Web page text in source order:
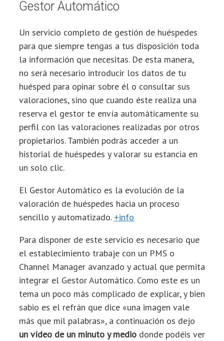
Gestor Automático
Un servicio completo de gestión de huéspedes
para que siempre tengas a tus disposición toda
la información que necesitas. De esta manera,
no será necesario introducir los datos de tu
huésped para opinar sobre él o consultar sus
valoraciones, sino que cuando éste realiza una
reserva el gestor te envía automáticamente su
perfil con las valoraciones realizadas por otros
propietarios. También podrás acceder a un
historial de huéspedes y valorar su estancia en
un solo clic.
El Gestor Automático es la evolución de la
valoración de huéspedes hacia un proceso
sencillo y automatizado. +info
Para disponer de este servicio es necesario que
el establecimiento trabaje con un PMS o
Channel Manager avanzado y actual que permita
integrar el Gestor Automático. Como este es un
tema un poco más complicado de explicar, y bien
sabio es el refrán que dice «una imagen vale
más que mil palabras», a continuación os dejo
un vídeo de un minuto y medio donde podéis ver